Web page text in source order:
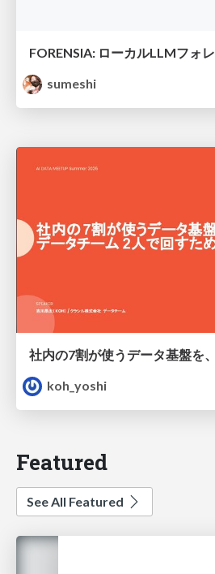
FORENSIA: ローカルLLMフォ
sumeshi
koh_yoshi
Featured
See All Featured